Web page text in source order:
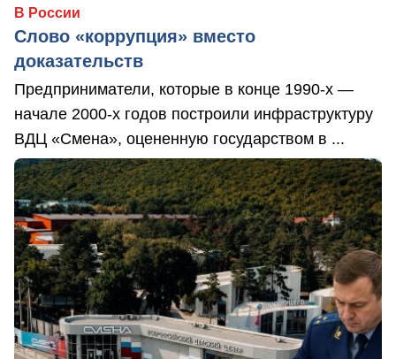
В России
Слово «коррупция» вместо
доказательств
Предприниматели, которые в конце 1990-х —
начале 2000-х годов построили инфраструктуру
ВДЦ «Смена», оцененную государством в ...